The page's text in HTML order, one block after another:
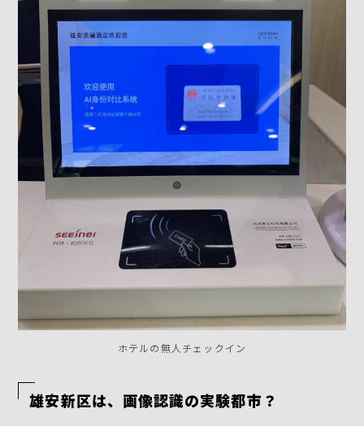
ホテルの無人チェックイン
雄安新区は、画像認識の実験都市？